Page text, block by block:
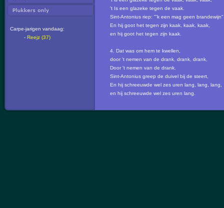
Carpe-jarigen vandaag:
- Reejz (37)
't Is een glazeke tegen de vaak.
Sint-Antonius riep: "'k een mag geen
En hij goot het tegen zijn kaak, kaak, kaak,
en hij goot het tegen zijn kaak.
4. Dat was om hem te kwellen,
door 't nemen van de drank, drank, drank,
Door 't nemen van de drank.
Sint-Antonius greep de duivel bij de steert,
En hij schreeuwde wel zes uren lang, lang, lang,
en hij schreeuwde wel zes uren lang.